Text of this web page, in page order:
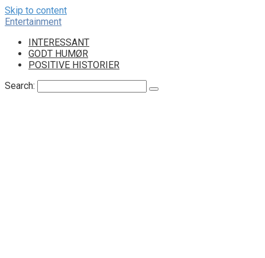
Skip to content
Entertainment
INTERESSANT
GODT HUMØR
POSITIVE HISTORIER
Search: